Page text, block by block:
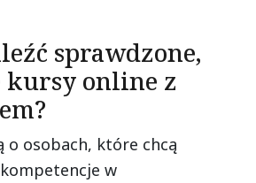
sprawdzone,
kursy online z
o osobach, które chcą
w